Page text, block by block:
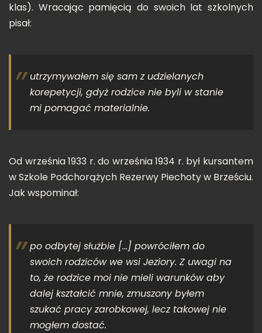
klas). Wracając pamięcią do swoich lat szkolnych
pisał:
utrzymywałem się sam z udzielanych
korepetycji, gdyż rodzice nie byli w stanie
mi pomagać materialnie.
Od września 1933 r. do września 1934 r. był kursantem
w Szkole Podchorążych Rezerwy Piechoty w Brześciu.
Jak wspominał:
po odbytej służbie […] powróciłem do
swoich rodziców we wsi Jeziory. Z uwagi na
to, że rodzice moi nie mieli warunków aby
dalej kształcić mnie, zmuszony byłem
szukać pracy zarobkowej, lecz takowej nie
mogłem dostać.